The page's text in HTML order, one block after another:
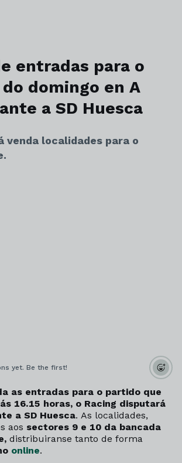
entradas para o
domingo en A
a SD Huesca
venda localidades para o
yet. Be the first!
as entradas para o partido que
16.15 horas, o Racing disputará
a SD Huesca. As localidades,
aos sectores 9 e 10 da bancada
distribuiranse tanto de forma
online.